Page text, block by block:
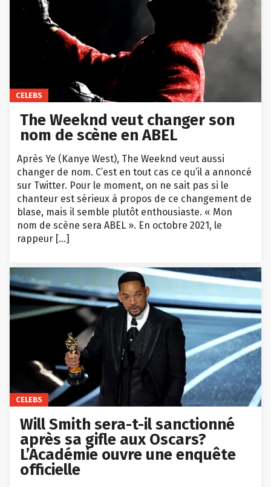
CELEBS
The Weeknd veut changer son
nom de scène en ABEL
Après Ye (Kanye West), The Weeknd veut aussi
changer de nom. C’est en tout cas ce qu’il a annoncé
sur Twitter. Pour le moment, on ne sait pas si le
chanteur est sérieux à propos de ce changement de
blase, mais il semble plutôt enthousiaste. « Mon
nom de scène sera ABEL ». En octobre 2021, le
rappeur […]
CELEBS
Will Smith sera-t-il sanctionné
après sa gifle aux Oscars?
L’Académie ouvre une enquête
officielle